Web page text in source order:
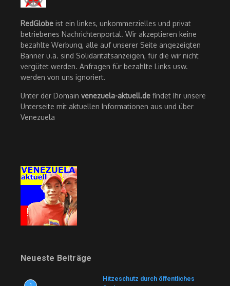
RedGlobe ist ein linkes, unkommerzielles und privat
betriebenes Nachrichtenportal. Wir akzeptieren keine
bezahlte Werbung, alle auf unserer Seite angezeigten
Banner u.ä. sind Solidaritätsanzeigen, für die wir nicht
vergütet werden. Anfragen für bezahlte Links usw.
werden von uns ignoriert.
Unter der Domain venezuela-aktuell.de findet Ihr unsere
Unterseite mit aktuellen Informationen aus und über
Venezuela
Neueste Beiträge
Hitzeschutz durch öffentliches